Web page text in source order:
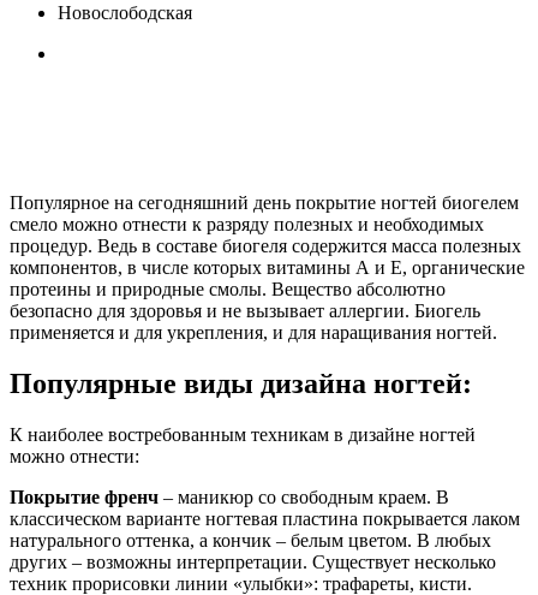
Новослободская
Популярное на сегодняшний день покрытие ногтей биогелем
смело можно отнести к разряду полезных и необходимых
процедур. Ведь в составе биогеля содержится масса полезных
компонентов, в числе которых витамины А и Е, органические
протеины и природные смолы. Вещество абсолютно
безопасно для здоровья и не вызывает аллергии. Биогель
применяется и для укрепления, и для наращивания ногтей.
Популярные виды дизайна ногтей:
К наиболее востребованным техникам в дизайне ногтей
можно отнести:
Покрытие френч – маникюр со свободным краем. В
классическом варианте ногтевая пластина покрывается лаком
натурального оттенка, а кончик – белым цветом. В любых
других – возможны интерпретации. Существует несколько
техник прорисовки линии «улыбки»: трафареты, кисти.